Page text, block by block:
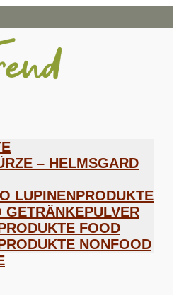
– HELMSGARD
LUPINENPRODUKTE
FOOD
NONFOOD